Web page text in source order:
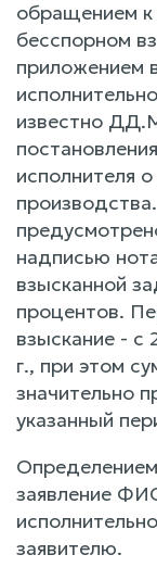
обращением к
бесспорном
приложением
известно
исполнителя
надписью
взысканной
процентов.
взыскание - с
г., при этом
значительно
указанный
Определением
заявление
заявителю.